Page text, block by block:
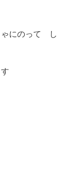
にのって し